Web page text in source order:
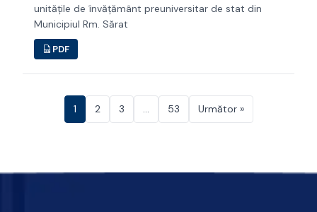
unităţile de învăţământ preuniversitar de stat din
Municipiul Rm. Sărat
PDF
1 2 3 … 53 Următor »